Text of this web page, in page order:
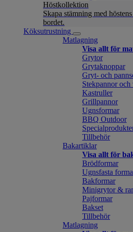
Höstkollektion
Skapa stämning med
bordet.
Köksutrustning
Matlagning
Visa allt för
Grytor
Grytaknoppar
Gryt- och
Stekpannor
Kastruller
Grillpannor
Ugnsformar
BBQ Outdoor
Tillbehör
Bakartiklar
Visa allt för
Brödformar
Ugnsfasta
Bakformar
Minigrytor &
Pajformar
Bakset
Tillbehör
Matlagning